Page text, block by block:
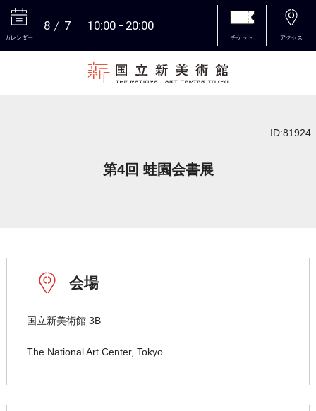
カレンダー
8 7 10:00 20:00
チケット アクセス
ID:81924
第4回 蛙園会書展
会場
国立新美術館 3B
The National Art Center, Tokyo